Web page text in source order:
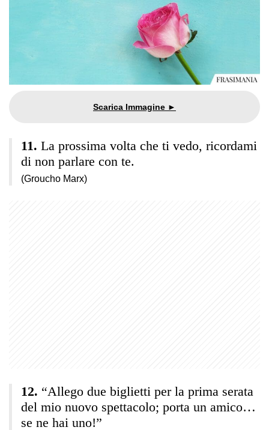
La prossima volta che ti vedo, ricordami
di non parlare con te.
(Groucho Marx)
“Allego due biglietti per la prima serata
del mio nuovo spettacolo; porta un amico…
se ne hai uno!”